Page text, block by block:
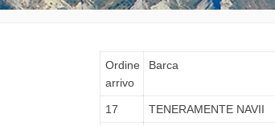
Ordine
arrivo
Barca
17 TENERAMENTE NAVII